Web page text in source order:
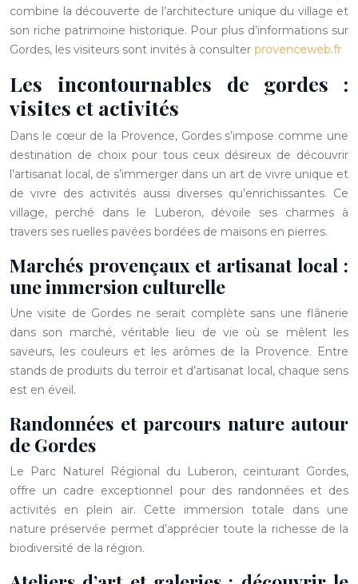
combine la découverte de l’architecture unique du village et
son riche patrimoine historique. Pour plus d’informations sur
Gordes, les visiteurs sont invités à consulter provenceweb.fr
Les incontournables de gordes :
visites et activités
Dans le cœur de la Provence, Gordes s’impose comme une
destination de choix pour tous ceux désireux de découvrir
l’artisanat local, de s’immerger dans un art de vivre unique et
de vivre des activités aussi diverses qu’enrichissantes. Ce
village, perché dans le Luberon, dévoile ses charmes à
travers ses ruelles pavées bordées de maisons en pierres.
Marchés provençaux et artisanat local :
une immersion culturelle
Une visite de Gordes ne serait complète sans une flânerie
dans son marché, véritable lieu de vie où se mêlent les
saveurs, les couleurs et les arômes de la Provence. Entre
stands de produits du terroir et d’artisanat local, chaque sens
est en éveil.
Randonnées et parcours nature autour
de Gordes
Le Parc Naturel Régional du Luberon, ceinturant Gordes,
offre un cadre exceptionnel pour des randonnées et des
activités en plein air. Cette immersion totale dans une
nature préservée permet d’apprécier toute la richesse de la
biodiversité de la région.